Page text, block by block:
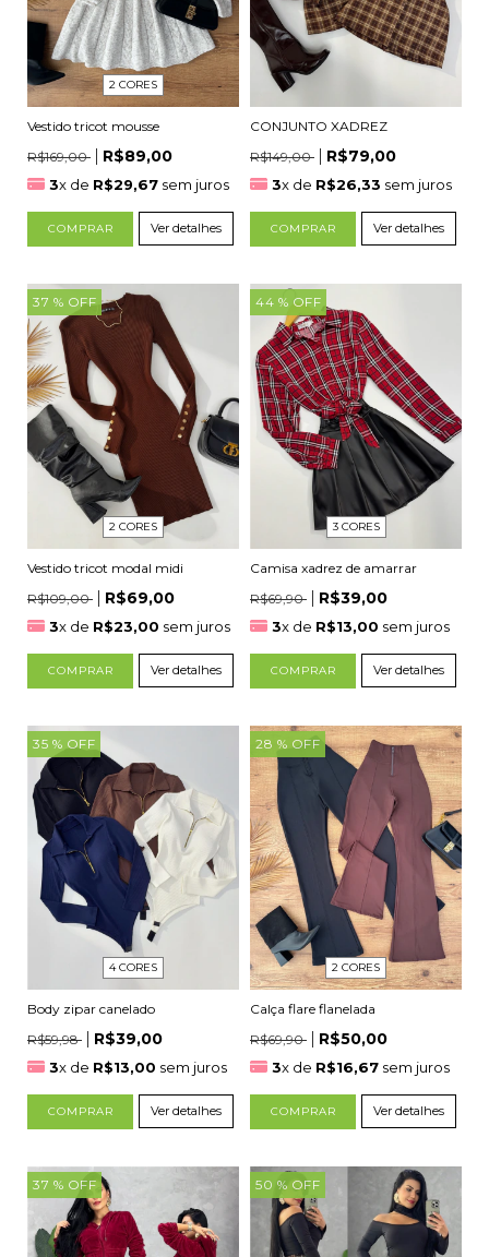
2 CORES
Vestido tricot mousse
R$169,00
R$89,00
3x de R$29,67 sem juros
COMPRAR Ver detalhes
CONJUNTO XADREZ
R$149,00
R$79,00
3x de R$26,33 sem juros
COMPRAR Ver detalhes
37 % OFF
2 CORES
Vestido tricot modal midi
R$109,00
R$69,00
3x de R$23,00 sem juros
COMPRAR Ver detalhes
44 % OFF
3 CORES
Camisa xadrez de amarrar
R$69,90
R$39,00
3x de R$13,00 sem juros
COMPRAR Ver detalhes
35 % OFF
4 CORES
Body zipar canelado
R$59,98
R$39,00
3x de R$13,00 sem juros
COMPRAR Ver detalhes
28 % OFF
2 CORES
Calça flare flanelada
R$69,90
R$50,00
3x de R$16,67 sem juros
COMPRAR Ver detalhes
37 % OFF 50 % OFF